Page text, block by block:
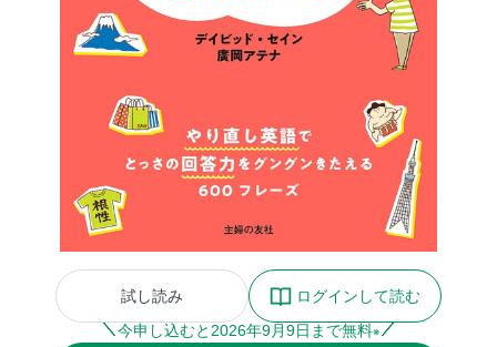
試し読み
ログインして読む
今申し込むと 2026年9月9日まで無料※